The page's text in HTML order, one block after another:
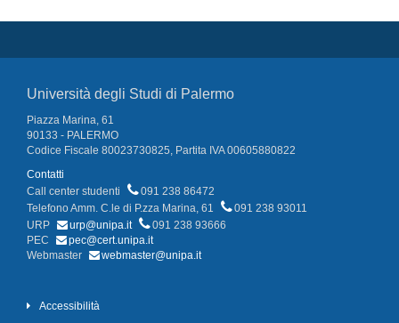
Università degli Studi di Palermo
Piazza Marina, 61
90133 - PALERMO
Codice Fiscale 80023730825, Partita IVA 00605880822
Contatti
Call center studenti
091 238 86472
Telefono Amm. C.le di P.zza Marina, 61
091 238 93011
URP
urp@unipa.it
091 238 93666
PEC
pec@cert.unipa.it
Webmaster
webmaster@unipa.it
Accessibilità